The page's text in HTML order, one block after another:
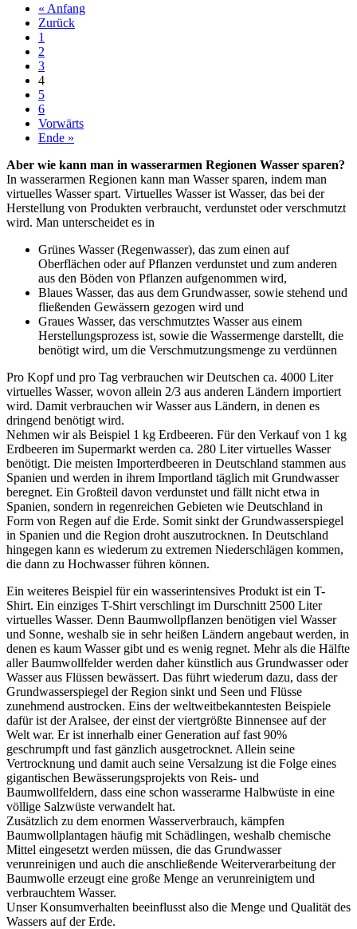
« Anfang
Zurück
1
2
3
4
5
6
Vorwärts
Ende »
Aber wie kann man in wasserarmen Regionen Wasser sparen?
In wasserarmen Regionen kann man Wasser sparen, indem man
virtuelles Wasser spart. Virtuelles Wasser ist Wasser, das bei der
Herstellung von Produkten verbraucht, verdunstet oder verschmutzt
wird. Man unterscheidet es in
Grünes Wasser (Regenwasser), das zum einen auf
Oberflächen oder auf Pflanzen verdunstet und zum anderen
aus den Böden von Pflanzen aufgenommen wird,
Blaues Wasser, das aus dem Grundwasser, sowie stehend und
fließenden Gewässern gezogen wird und
Graues Wasser, das verschmutztes Wasser aus einem
Herstellungsprozess ist, sowie die Wassermenge darstellt, die
benötigt wird, um die Verschmutzungsmenge zu verdünnen
Pro Kopf und pro Tag verbrauchen wir Deutschen ca. 4000 Liter
virtuelles Wasser, wovon allein 2/3 aus anderen Ländern importiert
wird. Damit verbrauchen wir Wasser aus Ländern, in denen es
dringend benötigt wird.
Nehmen wir als Beispiel 1 kg Erdbeeren. Für den Verkauf von 1 kg
Erdbeeren im Supermarkt werden ca. 280 Liter virtuelles Wasser
benötigt. Die meisten Importerdbeeren in Deutschland stammen aus
Spanien und werden in ihrem Importland täglich mit Grundwasser
beregnet. Ein Großteil davon verdunstet und fällt nicht etwa in
Spanien, sondern in regenreichen Gebieten wie Deutschland in
Form von Regen auf die Erde. Somit sinkt der Grundwasserspiegel
in Spanien und die Region droht auszutrocknen. In Deutschland
hingegen kann es wiederum zu extremen Niederschlägen kommen,
die dann zu Hochwasser führen können.
Ein weiteres Beispiel für ein wasserintensives Produkt ist ein T-
Shirt. Ein einziges T-Shirt verschlingt im Durschnitt 2500 Liter
virtuelles Wasser. Denn Baumwollpflanzen benötigen viel Wasser
und Sonne, weshalb sie in sehr heißen Ländern angebaut werden, in
denen es kaum Wasser gibt und es wenig regnet. Mehr als die Hälfte
aller Baumwollfelder werden daher künstlich aus Grundwasser oder
Wasser aus Flüssen bewässert. Das führt wiederum dazu, dass der
Grundwasserspiegel der Region sinkt und Seen und Flüsse
zunehmend austrocken. Eins der weltweitbekanntesten Beispiele
dafür ist der Aralsee, der einst der viertgrößte Binnensee auf der
Welt war. Er ist innerhalb einer Generation auf fast 90%
geschrumpft und fast gänzlich ausgetrocknet. Allein seine
Vertrocknung und damit auch seine Versalzung ist die Folge eines
gigantischen Bewässerungsprojekts von Reis- und
Baumwollfeldern, dass eine schon wasserarme Halbwüste in eine
völlige Salzwüste verwandelt hat.
Zusätzlich zu dem enormen Wasserverbrauch, kämpfen
Baumwollplantagen häufig mit Schädlingen, weshalb chemische
Mittel eingesetzt werden müssen, die das Grundwasser
verunreinigen und auch die anschließende Weiterverarbeitung der
Baumwolle erzeugt eine große Menge an verunreinigtem und
verbrauchtem Wasser.
Unser Konsumverhalten beeinflusst also die Menge und Qualität des
Wassers auf der Erde.